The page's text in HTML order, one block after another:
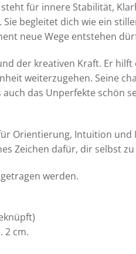
steht für innere Stabilität,
begleitet dich wie ein
neue Wege entstehen
der kreativen Kraft. Er
weiterzugehen. Seine
das Unperfekte schön
Orientierung, Intuition und
Zeichen dafür, dir selbst
werden.
2 cm.